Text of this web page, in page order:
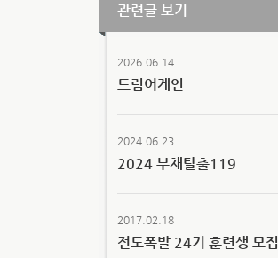
관련글 보기
2026.06.14
드림어게인
2024.06.23
2024 부채탈출119
2017.02.18
전도폭발 24기 훈련생 모집